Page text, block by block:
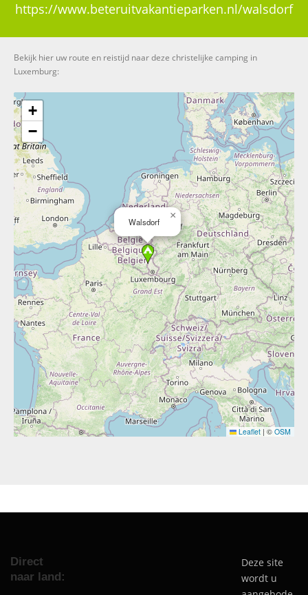
https://www.beteruitvakantieparken.nl/walsdorf
Bekijk hier uw route en reistijd naar deze christelijke camping in
Luxemburg:
Walsdorf
×
+
−
Leaflet | © OSM
Direct
naar land:
Deze site
wordt u